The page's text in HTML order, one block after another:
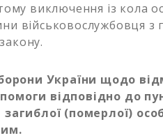
виключення із кола
військовослужбовця з
України щодо
відповідно до
(померлої)